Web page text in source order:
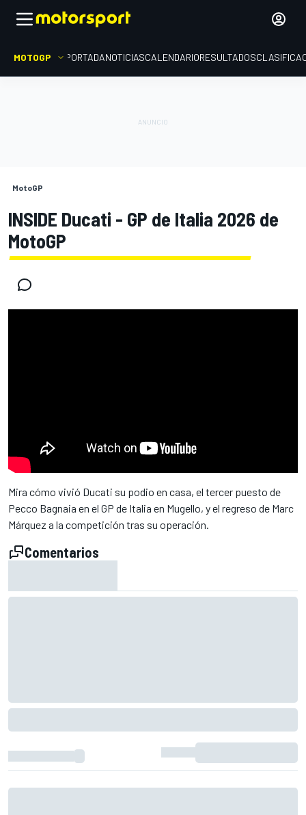
MOTOGP PORTADANOTICIASCALENDARIORESULTADOS
MotoGP
INSIDE Ducati - GP de Italia 2026 de
MotoGP
Mira cómo vivió Ducati su podio en casa, el tercer puesto de
Pecco Bagnaia en el GP de Italia en Mugello, y el regreso de Marc
Márquez a la competición tras su operación.
Comentarios